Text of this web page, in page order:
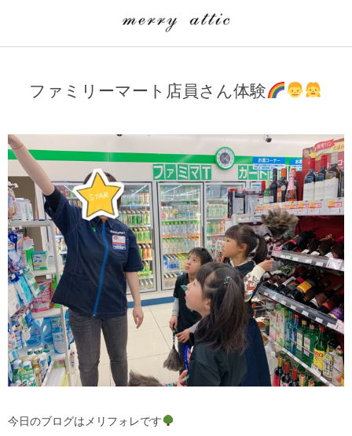
ファミリーマート店員さん体験
今日のブログはメリフォレです
埼玉県
merry attic ミュージッククラス